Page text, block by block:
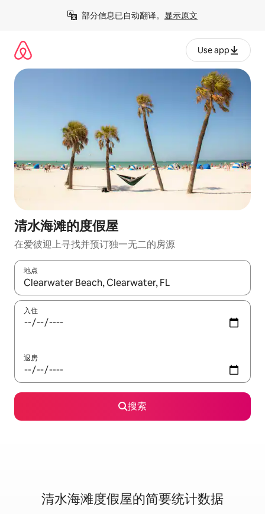
部分信息已自动翻译。 显示原文
Use app
清水海滩的度假屋
在爱彼迎上寻找并预订独一无二的房源
地点
如有搜索结果，请使用上下方向键查看，或通过点击或滑动手势
入住
退房
搜索
清水海滩度假屋的简要统计数据